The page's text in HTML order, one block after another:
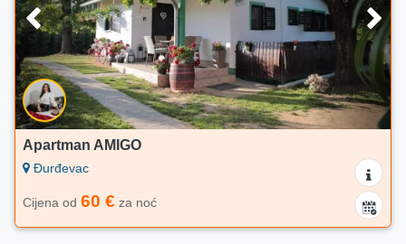
Apartman AMIGO
Đurđevac
Cijena od 60 € za noć